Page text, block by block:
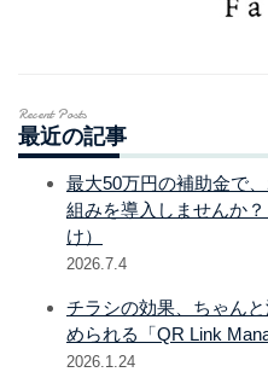
Recent Posts
最近の記事
最大50万円の補助金で
組みを導入しませんか
け）
2026.7.4
チラシの効果、ちゃん
められる「QR Link
2026.1.24